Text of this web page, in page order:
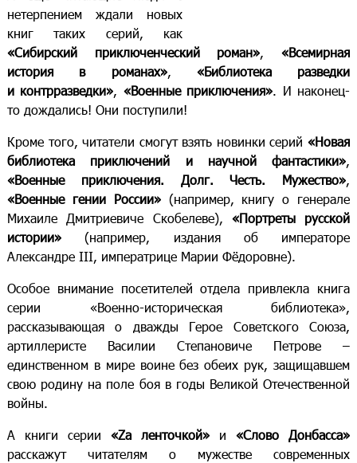
нетерпением ждали новых
книг таких серий, как
«Сибирский приключенческий роман»,«Всемирная
история в романах», «Библиотека разведки
и контрразведки», «Военные приключения». И наконец-
то дождались! Они поступили!
Кроме того, читатели смогут взять новинки серий«Новая
библиотека приключений и научной фантастики»,
«Военные приключения. Долг. Честь. Мужество»,
«Военные гении России»(например, книгу о генерале
Михаиле Дмитриевиче Скобелеве), «Портреты русской
истории»(например, издания об императоре
Александре III, императрице Марии Фёдоровне).
Особое внимание посетителей отдела привлекла книга
серии «Военно-историческая библиотека»,
рассказывающая о дважды Герое Советского Союза,
артиллеристе Василии Степановиче Петрове –
единственном в мире воине без обеих рук, защищавшем
свою родину на поле боя в годы Великой Отечественной
войны.
А книги серии «Zа ленточкой» и«Слово Донбасса»
расскажут читателям о мужестве современных